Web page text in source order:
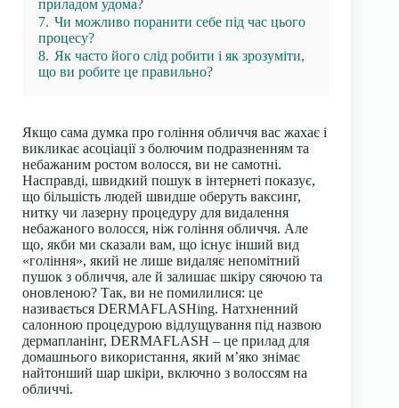
приладом удома?
7. Чи можливо поранити себе під час цього
процесу?
8. Як часто його слід робити і як зрозуміти,
що ви робите це правильно?
Якщо сама думка про гоління обличчя вас жахає і
викликає асоціації з болючим подразненням та
небажаним ростом волосся, ви не самотні.
Насправді, швидкий пошук в інтернеті показує,
що більшість людей швидше оберуть ваксинг,
нитку чи лазерну процедуру для видалення
небажаного волосся, ніж гоління обличчя. Але
що, якби ми сказали вам, що існує інший вид
«гоління», який не лише видаляє непомітний
пушок з обличчя, але й залишає шкіру сяючою та
оновленою? Так, ви не помилилися: це
називається DERMAFLASHing. Натхненний
салонною процедурою відлущування під назвою
дермапланінг, DERMAFLASH – це прилад для
домашнього використання, який м’яко знімає
найтонший шар шкіри, включно з волоссям на
обличчі.